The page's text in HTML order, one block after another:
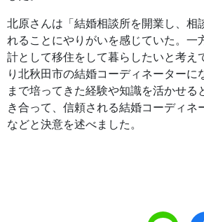
北原さんは「結婚相談所を開業し、相
れることにやりがいを感じていた。一
計として移住をして暮らしたいと考え
り北秋田市の結婚コーディネーターに
まで培ってきた経験や知識を活かせる
き合って、信頼される結婚コーディネ
などと決意を述べました。